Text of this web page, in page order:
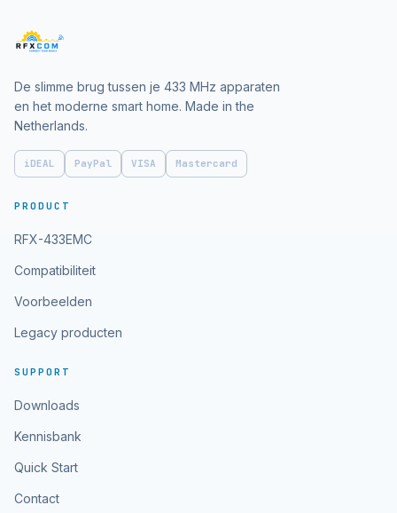
De slimme brug tussen je 433 MHz apparaten
en het moderne smart home. Made in the
Netherlands.
iDEAL PayPal VISA Mastercard
PRODUCT
RFX-433EMC
Compatibiliteit
Voorbeelden
Legacy producten
SUPPORT
Downloads
Kennisbank
Quick Start
Contact